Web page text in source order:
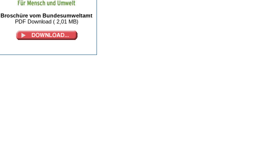
Broschüre vom Bundesumweltamt
PDF Download ( 2,01 MB)